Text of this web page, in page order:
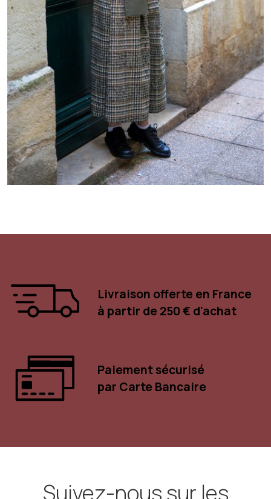
Livraison offerte en France
à partir de 250 € d'achat
Paiement sécurisé
par Carte Bancaire
Suivez-nous sur les